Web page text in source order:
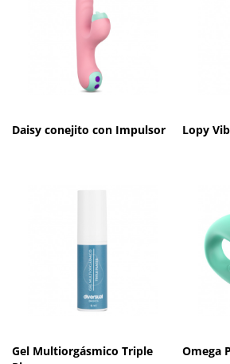
Daisy conejito con Impulsor Lopy
Gel Multiorgásmico Triple
Omega